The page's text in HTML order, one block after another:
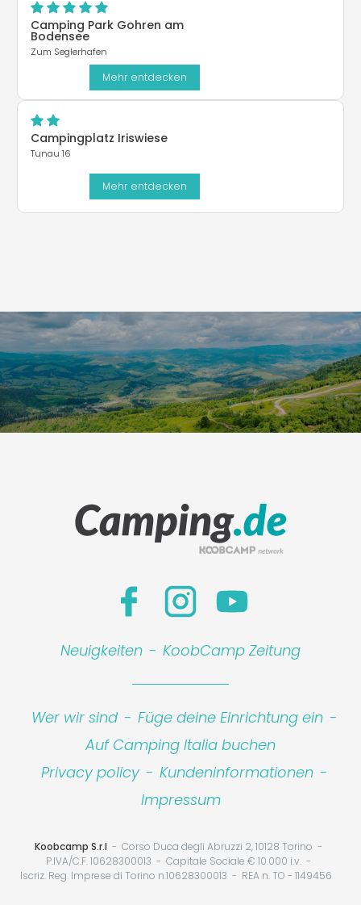
Camping Park Gohren am
Bodensee
Zum Seglerhafen
Mehr entdecken
Campingplatz Iriswiese
Tunau 16
Mehr entdecken
Neuigkeiten - KoobCamp Zeitung
Wer wir sind - Füge deine Einrichtung ein -
Auf Camping Italia buchen
Privacy policy - Kundeninformationen -
Impressum
Koobcamp S.r.l
Corso Duca degli Abruzzi 2, 10128 Torino
P.IVA/C.F. 10628300013
Capitale Sociale € 10.000 i.v.
Iscriz. Reg. Imprese di Torino n.10628300013
REA n. TO - 1149456